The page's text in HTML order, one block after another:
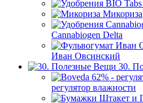
Микориза
Cannabiogen Delta
Иван Овсинский
30.
регулятор влажности